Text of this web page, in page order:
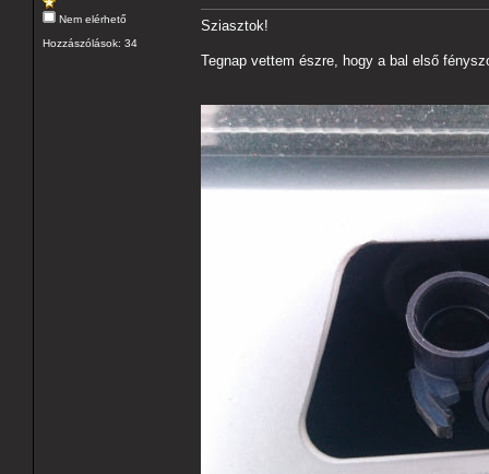
Nem elérhető
Hozzászólások: 34
Sziasztok!
Tegnap vettem észre, hogy a bal első